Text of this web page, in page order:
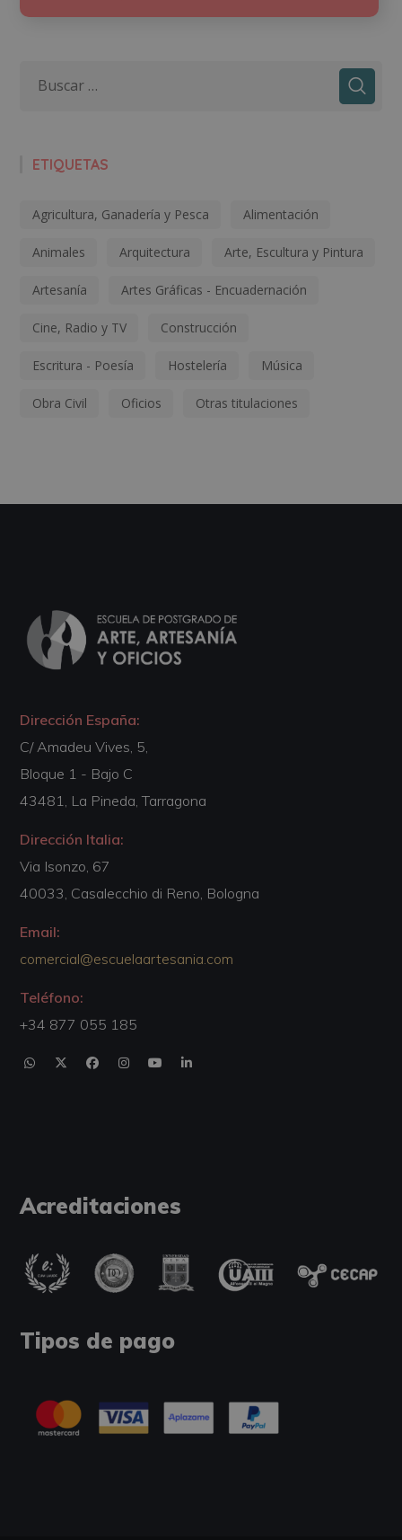
ETIQUETAS
Agricultura, Ganadería y Pesca Alimentación
Animales Arquitectura Arte, Escultura y Pintura
Artesanía Artes Gráficas - Encuadernación
Cine, Radio y TV Construcción
Escritura - Poesía Hostelería Música
Obra Civil Oficios Otras titulaciones
Dirección España:
C/ Amadeu Vives, 5,
Bloque 1 - Bajo C
43481, La Pineda, Tarragona
Dirección Italia:
Via Isonzo, 67
40033, Casalecchio di Reno, Bologna
Email:
comercial@escuelaartesania.com
Teléfono:
+34 877 055 185
Acreditaciones
Tipos de pago